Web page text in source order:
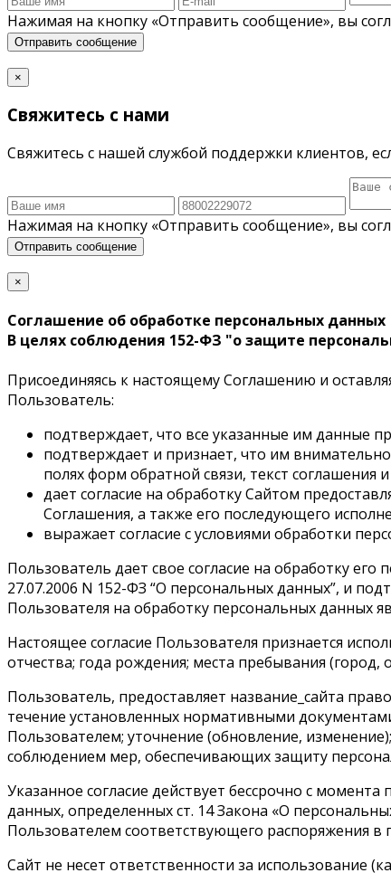
Нажимая на кнопку «Отправить сообщение», вы
Отправить сообщение
×
Свяжитесь с нами
Свяжитесь с нашей службой поддержки клиентов,
Нажимая на кнопку «Отправить сообщение», вы
Отправить сообщение
×
Соглашение об обработке персональных данных
В целях соблюдения 152-ФЗ "о защите
Присоединяясь к настоящему Соглашению и
Пользователь:
подтверждает, что все указанные им данные
подтверждает и признает, что им
полях форм обратной связи, текст
дает согласие на обработку Сайтом
Соглашения, а также его последующего
выражает согласие с условиями обработки
Пользователь дает свое согласие на обработку
27.07.2006 N 152-ФЗ “О персональных данных”, и
Пользователя на обработку персональных данных
Настоящее согласие Пользователя признается
отчества; года рождения; места пребывания
Пользователь, предоставляет название_сайта
течение установленных нормативными
Пользователем; уточнение (обновление,
соблюдением мер, обеспечивающих защиту
Указанное согласие действует бессрочно с
данных, определенных ст. 14 Закона «О
Пользователем соответствующего распоряжения в
Сайт не несет ответственности за